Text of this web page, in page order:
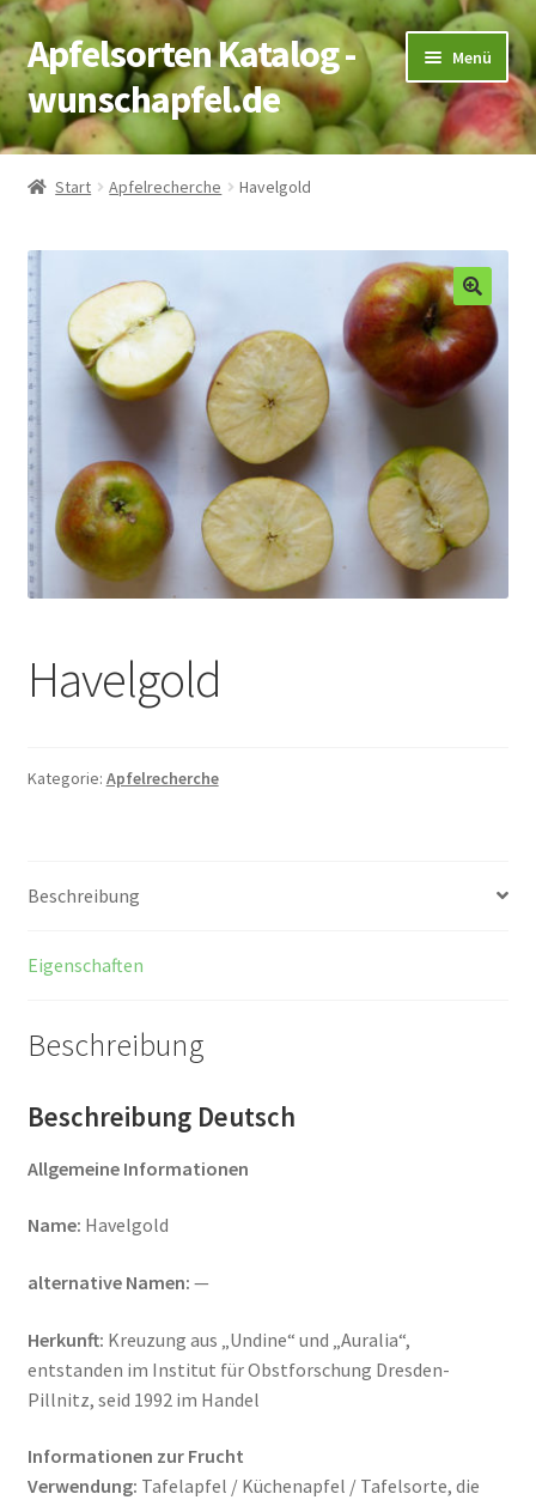
Zur
Navigation
springen
Zum
Inhalt
springen
Apfelsorten Katalog -
wunschapfel.de
Menü
Startseite
Kontakt
Start Apfelrecherche Havelgold
Havelgold
Kategorie: Apfelrecherche
Beschreibung
Eigenschaften
Beschreibung
Beschreibung Deutsch
Allgemeine Informationen
Name: Havelgold
alternative Namen: —
Herkunft: Kreuzung aus „Undine“ und „Auralia“,
entstanden im Institut für Obstforschung Dresden-
Pillnitz, seid 1992 im Handel
Informationen zur Frucht
Verwendung: Tafelapfel / Küchenapfel / Tafelsorte, die